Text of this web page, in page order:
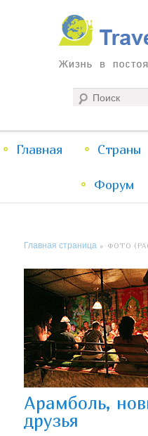
Traveliving
Жизнь в постоянном путешествии
менюГлавная Страны
Форум
Главная страница » ФОТО
Арамболь,
друзья